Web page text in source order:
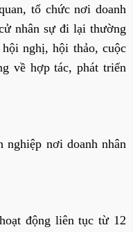
tổ chức nơi doanh
nhân sự đi lại thường
nghị, hội thảo, cuộc
về hợp tác, phát triển
nơi doanh nhân
động liên tục từ 12